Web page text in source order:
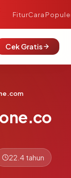
FiturCara
Cek Gratis
22.4 tahun